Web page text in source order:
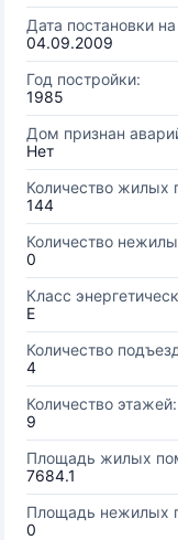
Дата постановки
04.09.2009
Год постройки:
1985
Дом признан
Нет
Количество жилых
144
Количество
0
Класс
E
Количество
4
Количество этажей:
9
Площадь жилых
7684.1
Площадь нежилых
0